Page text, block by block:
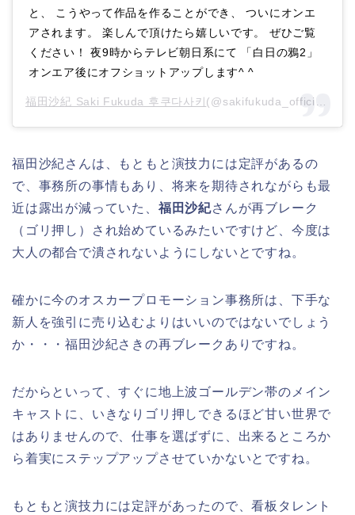
と、 こうやって作品を作ることができ、 ついにオンエ
アされます。 楽しんで頂けたら嬉しいです。 ぜひご覧
ください！ 夜9時からテレビ朝日系にて 「白日の鴉2」
オンエア後にオフショットアップします^ ^
福田沙紀 Saki Fukuda 후쿠다사키 (@sakifukuda_official)がシェアした投稿 –
福田沙紀さんは、もともと演技力には定評があるの
で、事務所の事情もあり、将来を期待されながらも最
近は露出が減っていた、 福田沙紀さんが再ブレーク
（ゴリ押し）され始めているみたいですけど、今度は
大人の都合で潰されないようにしないとですね。
確かに今のオスカープロモーション事務所は、下手な
新人を強引に売り込むよりはいいのではないでしょう
か・・・福田沙紀さきの再ブレークありですね。
だからといって、すぐに地上波ゴールデン帯のメイン
キャストに、いきなりゴリ押しできるほど甘い世界で
はありませんので、仕事を選ばずに、出来るところか
ら着実にステップアップさせていかないとですね。
もともと演技力には定評があったので、看板タレント